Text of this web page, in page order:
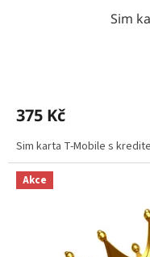
Sim
375 Kč
Sim karta T-Mobile s
Akce